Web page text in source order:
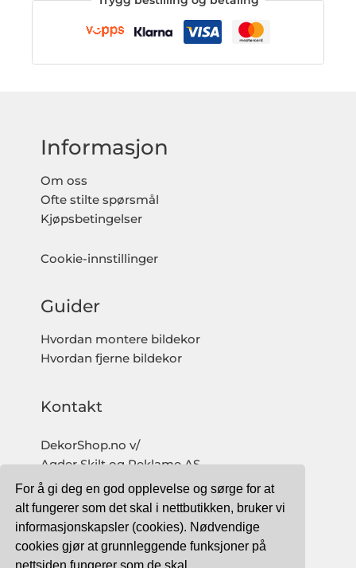
For å gi deg en god opplevelse og sørge for at
alt fungerer som det skal i nettbutikken, bruker vi
informasjonskapsler (cookies). Nødvendige
cookies gjør at grunnleggende funksjoner på
Informasjon
Om oss
Ofte stilte spørsmål
Kjøpsbetingelser
Cookie-innstillinger
Guider
Hvordan montere bildekor
Hvordan fjerne bildekor
Kontakt
DekorShop.no v/
Agder Skilt og Reklame AS
Org. nr: 997 633 016 MVA
salg@dekorshop.no
Tlf: 959 32 123
09.00 - 16.00